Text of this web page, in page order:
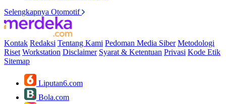
Selengkapnya Otomotif
Kontak Redaksi Tentang Kami Pedoman Media Siber Metodologi
Riset Workstation Disclaimer Syarat & Ketentuan Privasi Kode Etik
Sitemap
Liputan6.com
Bola.com